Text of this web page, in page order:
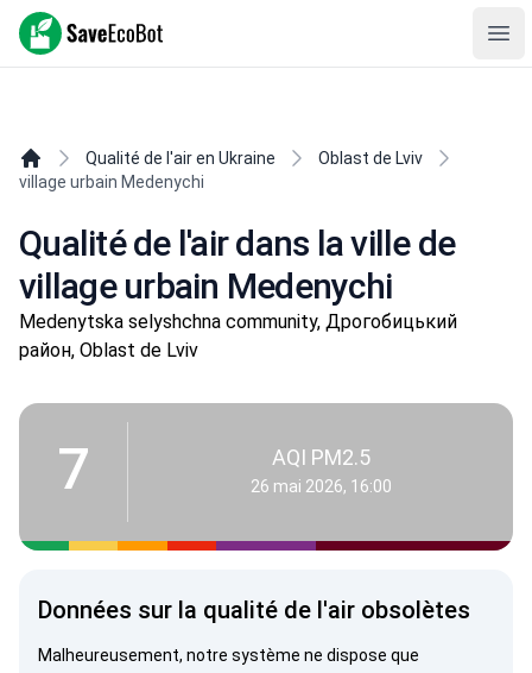
SaveEcoBot
Qualité de l'air en Ukraine
Oblast de Lviv
village urbain Medenychi
Qualité de l'air dans la ville de
village urbain Medenychi
Medenytska selyshchna community, Дрогобицький
район, Oblast de Lviv
7 AQI PM2.5
26 mai 2026, 16:00
Données sur la qualité de l'air obsolètes
Malheureusement, notre système ne dispose que